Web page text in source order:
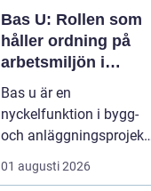
Bas U: Rollen som
håller ordning på
arbetsmiljön i
byggprojekt
Bas u är en
nyckelfunktion i bygg-
och anläggningsprojekt,
med ansvar för att
arbetsmiljöarbetet
01 augusti 2026